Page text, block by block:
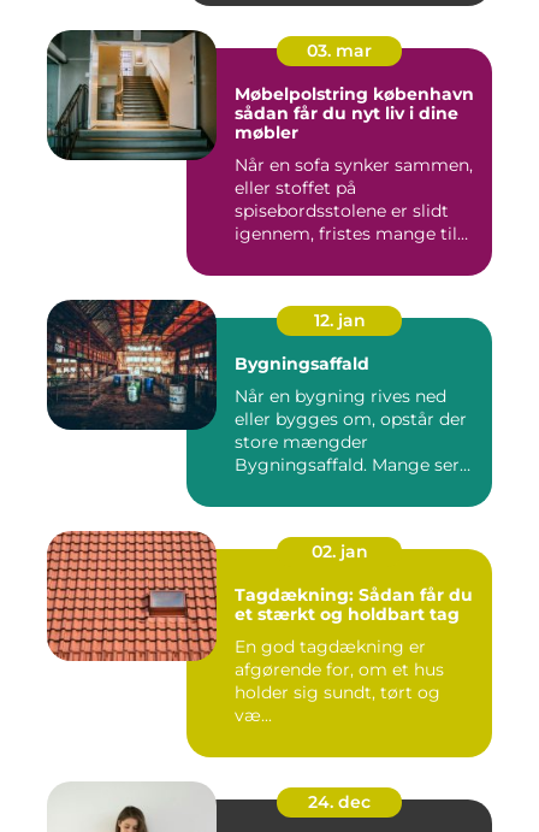
03. mar
Møbelpolstring københavn
sådan får du nyt liv i dine
møbler
Når en sofa synker sammen,
eller stoffet på
spisebordsstolene er slidt
igennem, fristes mange til
12. jan
Bygningsaffald
Når en bygning rives ned
eller bygges om, opstår der
store mængder
Bygningsaffald. Mange ser
02. jan
Tagdækning: Sådan får du
et stærkt og holdbart tag
En god tagdækning er
afgørende for, om et hus
holder sig sundt, tørt og
væ...
24. dec